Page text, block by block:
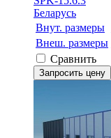
Беларусь
Внут. размеры
Внеш. размеры
Сравнить
Запросить цену